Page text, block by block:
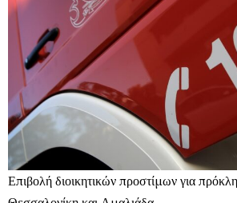
Επιβολή διοικητικών προστίμων για